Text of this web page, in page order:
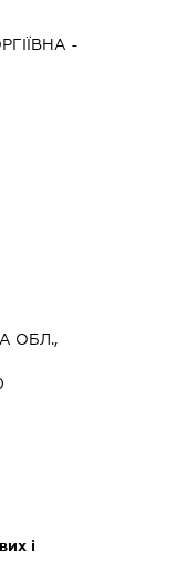
-
ОБЛ.,
і